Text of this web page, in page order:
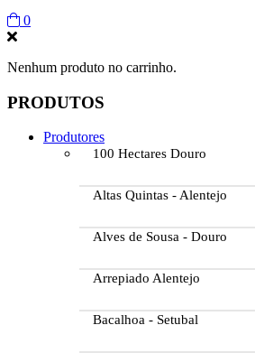
0
Nenhum produto no carrinho.
PRODUTOS
Produtores
100 Hectares Douro
Altas Quintas - Alentejo
Alves de Sousa - Douro
Arrepiado Alentejo
Bacalhoa - Setubal